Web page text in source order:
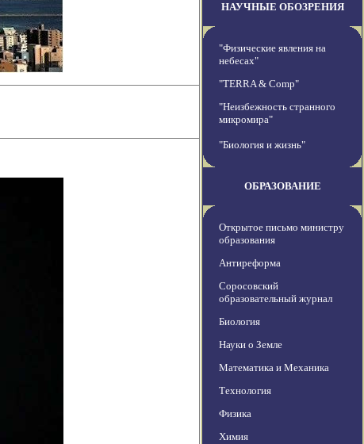
НАУЧНЫЕ ОБОЗРЕНИЯ
"Физические явления на
небесах"
"TERRA & Comp"
"Неизбежность странного
микромира"
"Биология и жизнь"
ОБРАЗОВАНИЕ
Открытое письмо министру
образования
Антиреформа
Соросовский
образовательный журнал
Биология
Науки о Земле
Математика и Механика
Технология
Физика
Химия